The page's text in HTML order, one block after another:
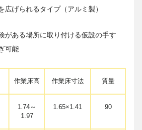
広げられるタイプ（アルミ製）
がある場所に取り付ける仮設の手す
可能
作業床高 作業床寸法 質量
1.74～
1.97
1.65×1.41 90